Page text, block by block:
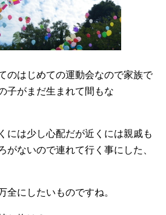
のはじめての運動会なので家族で
子がまだ生まれて間もな
には少し心配だが近くには親戚も
がないので連れて行く事にした、
全にしたいものですね。